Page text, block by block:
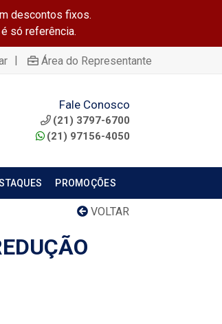
descontos fixos.
só referência.
| Área do Representante
Fale Conosco
(21) 3797-6700
(21) 97156-4050
PROMOÇÕES
VOLTAR